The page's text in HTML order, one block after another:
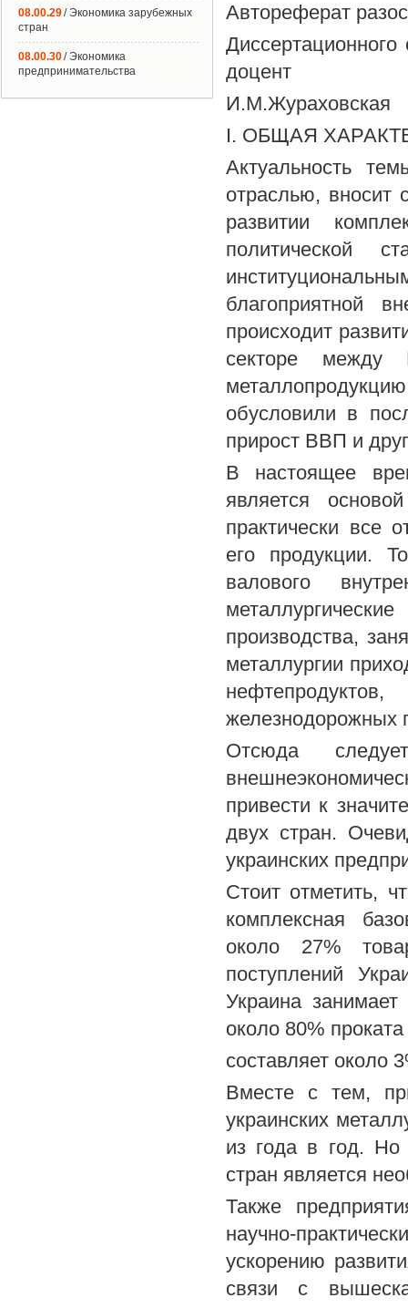
Автореферат
доцент
И.М.Жураховская
I. ОБЩАЯ
Актуальность
отраслью, вносит
развитии
политической
благоприятной
происходит
секторе
обусловили в
прирост ВВП и
В настоящее
является
практически все
его продукции.
валового
производства,
металлургии
железнодорожных
Отсюда
привести к
двух стран.
украинских
Стоит отметить,
комплексная
около 27%
поступлений
Украина
около 80%
составляет около
Вместе с тем,
украинских
из года в год. Но
стран является
Также
научно-
ускорению
связи с
08.00.29/ Экономика зарубежных
стран
08.00.30/ Экономика
предпринимательства